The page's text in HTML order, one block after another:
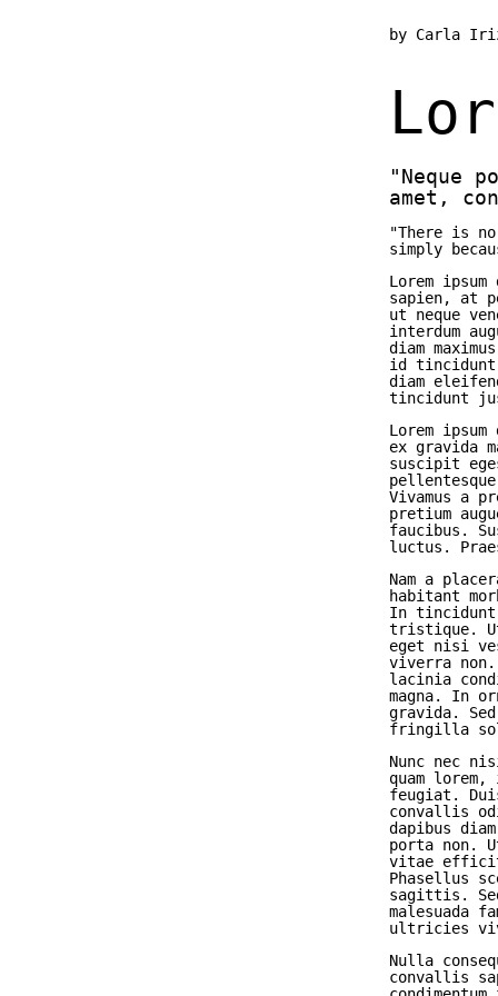
by Carla
"Neque
amet,
"There is
simply
Lorem
sapien, at
ut neque
interdum
diam
id tincidunt
diam
tincidunt
Lorem
ex gravida
suscipit
Vivamus a
pretium
faucibus.
luctus.
Nam a
habitant
In
tristique. Ut
eget nisi
viverra
lacinia
magna. In
gravida.
fringilla
Nunc nec
quam
feugiat.
convallis
dapibus
porta non.
vitae
Phasellus
sagittis.
malesuada
ultricies
Nulla
convallis